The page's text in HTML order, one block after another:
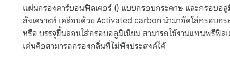
แผ่นกรองคาร์บอนฟิลเตอร์ () แบบกรอบกระดาษ และกรอบอลู
สังเคราะห์ เคลือบด้วย Activated carbon นำมาอัดใส่กรอบก
หรือ บรรจุขึ้นลอนใส่กรอบอลูมิเนียม สามารถใช้งานแทนพรีฟิล
เด่นคือสามารถกรองกลิ่นที่ไม่พึงประสงค์ได้